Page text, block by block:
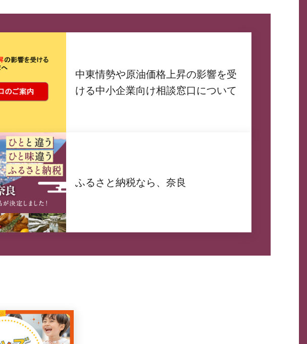
中東情勢や原油価格上昇の影響を受
ける中小企業向け相談窓口について
ふるさと納税なら、奈良